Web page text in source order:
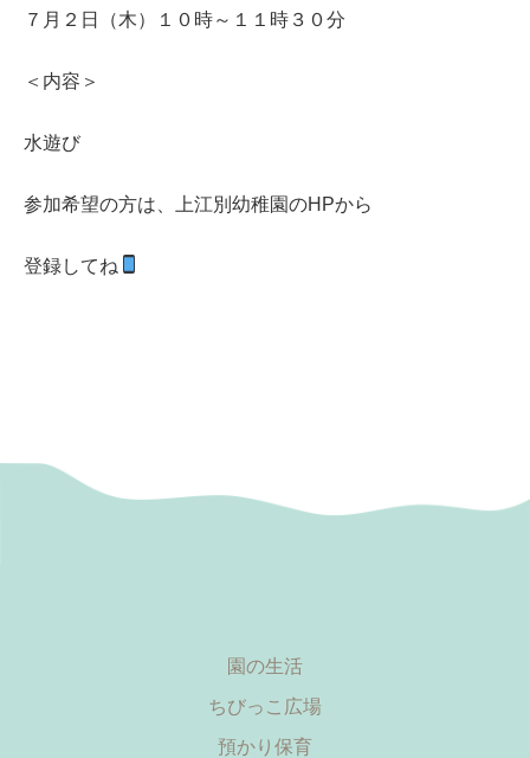
７月２日（木）１０時～１１時３０分
＜内容＞
水遊び
参加希望の方は、上江別幼稚園のHPから
登録してね
園の生活
ちびっこ広場
預かり保育